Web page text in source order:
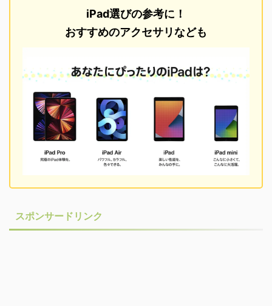
ず中世からの建物が残っていたり、イ
街に教会とモスクが混在していたり、
た。 詳細&利用につい ...
iPad選びの参考に！
おすすめのアクセサリなども
スポンサードリンク